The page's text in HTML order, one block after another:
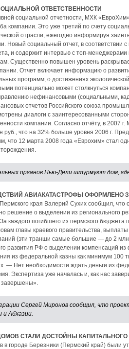
ОТВЕТСТВЕННОСТИ
социальной отчетности, МХК
компании. Это уже третий по счету
отрасли, ежегодно информируя
Новый социальный отчет, в
и содержит интервью с топ-
Существенно повышен уровень
Отчет включает информацию о
программ, о достижениях
потенциально может столкнуться
нефинансовыми (социальными,
отчетов Российского союза
диалоги с заинтересованными
компании. Согласно отчёту, в 2007
руб., что на 32% больше уровня 2006 г.
что 12 марта 2008 года «Еврохим» стал
органов Нью-Дели штурмуют дом,
АВИАКАТАСТРОФЫ ОФОРМЛЕНО
края Валерий Сухих сообщил,
решение о выделении из регионального
каждого погибшего из пермского бюджета
главы краевого правительства,
(эти транши самые большие — до 2
развития РФ о выделении компенсаций
из федеральной казны как минимум
— Нет необходимости ждать деньги из
Экспертиза уже началась и, как нас
Сергей Миронов сообщил, что
Абхазии.
СТАЛИ ДОСТОЙНЫ КАПИТАЛЬНОГО
городе Березники (Пермский край) были